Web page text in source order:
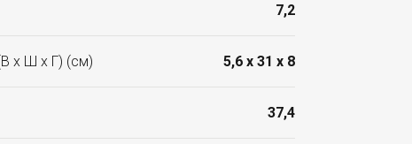
7,2
x Ш x Г) (см) 5,6 x 31 x 8
37,4